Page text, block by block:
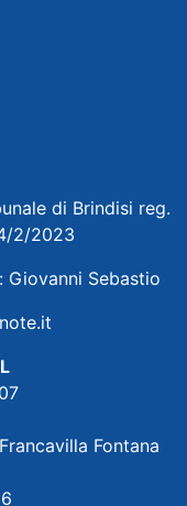
di Brindisi reg.
2/2023
Giovanni Sebastio
Fontana